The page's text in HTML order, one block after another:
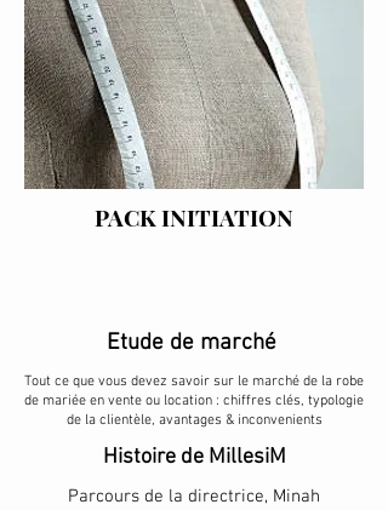
PACK INITIATION
Etude de marché
Tout ce que vous devez savoir sur le marché de la robe
de mariée en vente ou location : chiffres clés, typologie
de la clientèle, avantages & inconvenients
Histoire de MillesiM
Parcours de la directrice, Minah